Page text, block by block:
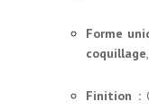
Forme
coquillage
Finition :